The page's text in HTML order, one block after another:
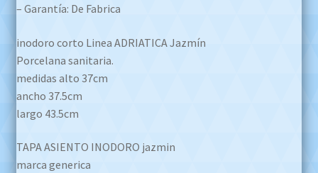
– Garantía: De Fabrica
inodoro corto Linea ADRIATICA Jazmín
Porcelana sanitaria.
medidas alto 37cm
ancho 37.5cm
largo 43.5cm
TAPA ASIENTO INODORO jazmin
marca generica